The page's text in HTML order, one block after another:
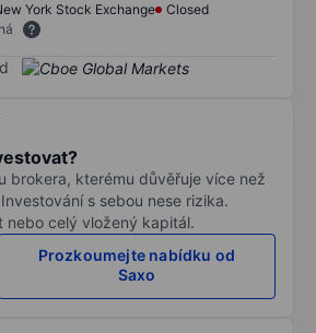
York Stock Exchange
Closed
brokera, kterému důvěřuje více než
s sebou nese rizika.
nebo celý vložený kapitál.
Prozkoumejte nabídku od
Saxo